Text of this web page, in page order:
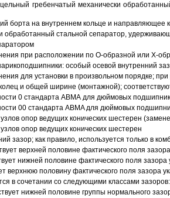
гребенчатый механически
борта на внутреннем кольце и направляющее
обработанный стальной сепаратор,
при расположении по О-образной или Х-
особый осевой внутренний
для установки в произвольном порядке;
и общей ширине (монтажной);
0 стандарта АВМА для дюймовых
00 стандарта ABMA для дюймовых
опор ведущих конических шестерен
опор ведущих конических шестерен
зазор; как правило, используется только в
верхней половине фактического поля
нижней половине фактического поля зазора
верхнюю половину фактического поля
в сочетании со следующими классами
нижней половине группы нормального